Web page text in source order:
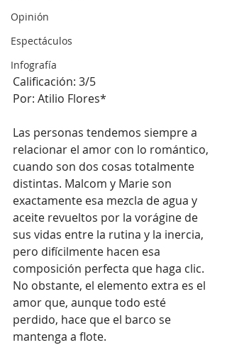
Opinión
Espectáculos
Infografía
Calificación: 3/5
Por: Atilio Flores*
Las personas tendemos siempre a
relacionar el amor con lo romántico,
cuando son dos cosas totalmente
distintas. Malcom y Marie son
exactamente esa mezcla de agua y
aceite revueltos por la vorágine de
sus vidas entre la rutina y la inercia,
pero difícilmente hacen esa
composición perfecta que haga clic.
No obstante, el elemento extra es el
amor que, aunque todo esté
perdido, hace que el barco se
mantenga a flote.